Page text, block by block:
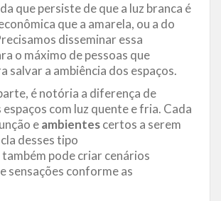
que persiste de que a luz branca é
que a amarela, ou a do
disseminar essa
o máximo de pessoas que
salvar a ambiência dos espaços.
é notória a diferença de
espaços com luz quente e fria. Cada
eambientescertos a serem
desses tipo
também pode criar cenários
sensações conforme as